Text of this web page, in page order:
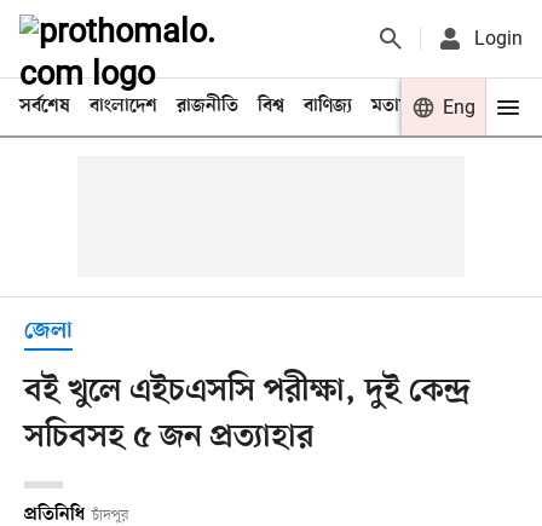
Login
সর্বশেষ বাংলাদেশ রাজনীতি বিশ্ব বাণিজ্য মতামত খেলা
Eng
জেলা
বই খুলে এইচএসসি পরীক্ষা, দুই কেন্দ্র
সচিবসহ ৫ জন প্রত্যাহার
প্রতিনিধি চাঁদপুর